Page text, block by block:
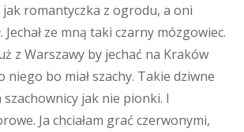
jak romantyczka z ogrodu, a oni
Jechał ze mną taki czarny mózgowiec.
z Warszawy by jechać na Kraków
niego bo miał szachy. Takie dziwne
szachownicy jak nie pionki. I
Ja chciałam grać czerwonymi,